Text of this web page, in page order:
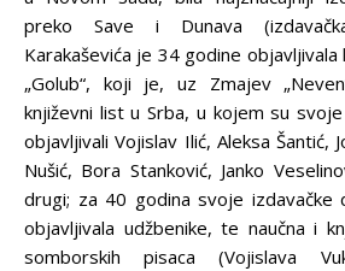
preko Save i Dunava
Karakaševića je 34 godine
„Golub“, koji je, uz Zmajev
književni list u Srba, u kojem su
objavljivali Vojislav Ilić, Aleksa Šantić,
Nušić, Bora Stanković, Janko
drugi; za 40 godina svoje izdavačke
objavljivala udžbenike, te naučna i
somborskih pisaca (Vojislava